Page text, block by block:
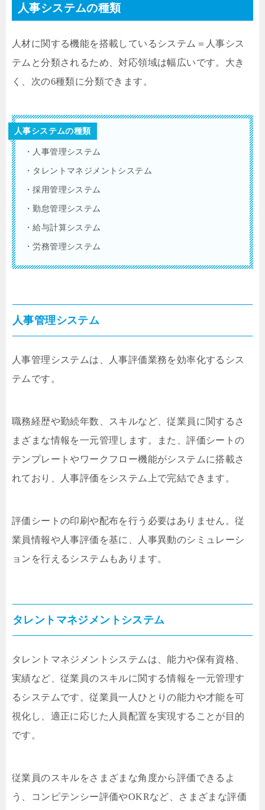
人事システムの種類
人材に関する機能を搭載しているシステム＝人事シス
テムと分類されるため、対応領域は幅広いです。大き
く、次の6種類に分類できます。
人事システムの種類
・人事管理システム
・タレントマネジメントシステム
・採用管理システム
・勤怠管理システム
・給与計算システム
・労務管理システム
人事管理システム
人事管理システムは、人事評価業務を効率化するシス
テムです。
職務経歴や勤続年数、スキルなど、従業員に関するさ
まざまな情報を一元管理します。また、評価シートの
テンプレートやワークフロー機能がシステムに搭載さ
れており、人事評価をシステム上で完結できます。
評価シートの印刷や配布を行う必要はありません。従
業員情報や人事評価を基に、人事異動のシミュレーシ
ョンを行えるシステムもあります。
タレントマネジメントシステム
タレントマネジメントシステムは、能力や保有資格、
実績など、従業員のスキルに関する情報を一元管理す
るシステムです。従業員一人ひとりの能力や才能を可
視化し、適正に応じた人員配置を実現することが目的
です。
従業員のスキルをさまざまな角度から評価できるよ
う、コンピテンシー評価やOKRなど、さまざまな評価